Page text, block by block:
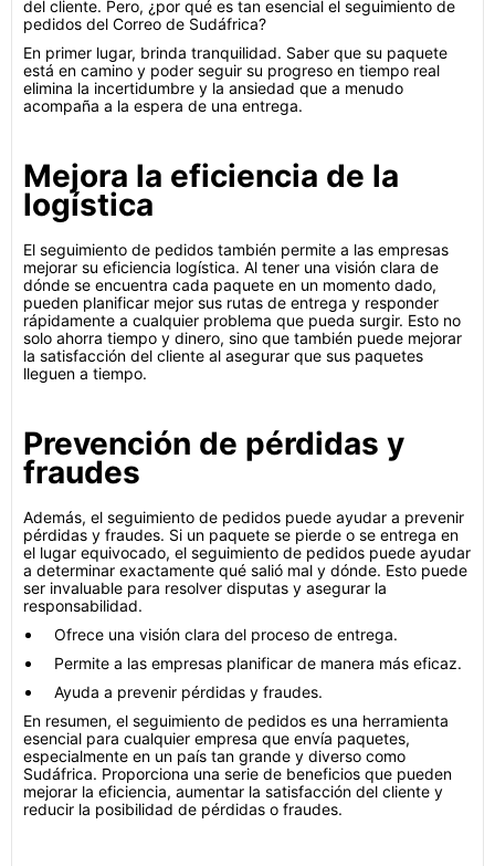
del cliente. Pero, ¿por qué es tan esencial el seguimiento de
pedidos del Correo de Sudáfrica?
En primer lugar, brinda tranquilidad. Saber que su paquete
está en camino y poder seguir su progreso en tiempo real
elimina la incertidumbre y la ansiedad que a menudo
acompaña a la espera de una entrega.
Mejora la eficiencia de la
logística
El seguimiento de pedidos también permite a las empresas
mejorar su eficiencia logística. Al tener una visión clara de
dónde se encuentra cada paquete en un momento dado,
pueden planificar mejor sus rutas de entrega y responder
rápidamente a cualquier problema que pueda surgir. Esto no
solo ahorra tiempo y dinero, sino que también puede mejorar
la satisfacción del cliente al asegurar que sus paquetes
lleguen a tiempo.
Prevención de pérdidas y
fraudes
Además, el seguimiento de pedidos puede ayudar a prevenir
pérdidas y fraudes. Si un paquete se pierde o se entrega en
el lugar equivocado, el seguimiento de pedidos puede ayudar
a determinar exactamente qué salió mal y dónde. Esto puede
ser invaluable para resolver disputas y asegurar la
responsabilidad.
Ofrece una visión clara del proceso de entrega.
Permite a las empresas planificar de manera más eficaz.
Ayuda a prevenir pérdidas y fraudes.
En resumen, el seguimiento de pedidos es una herramienta
esencial para cualquier empresa que envía paquetes,
especialmente en un país tan grande y diverso como
Sudáfrica. Proporciona una serie de beneficios que pueden
mejorar la eficiencia, aumentar la satisfacción del cliente y
reducir la posibilidad de pérdidas o fraudes.